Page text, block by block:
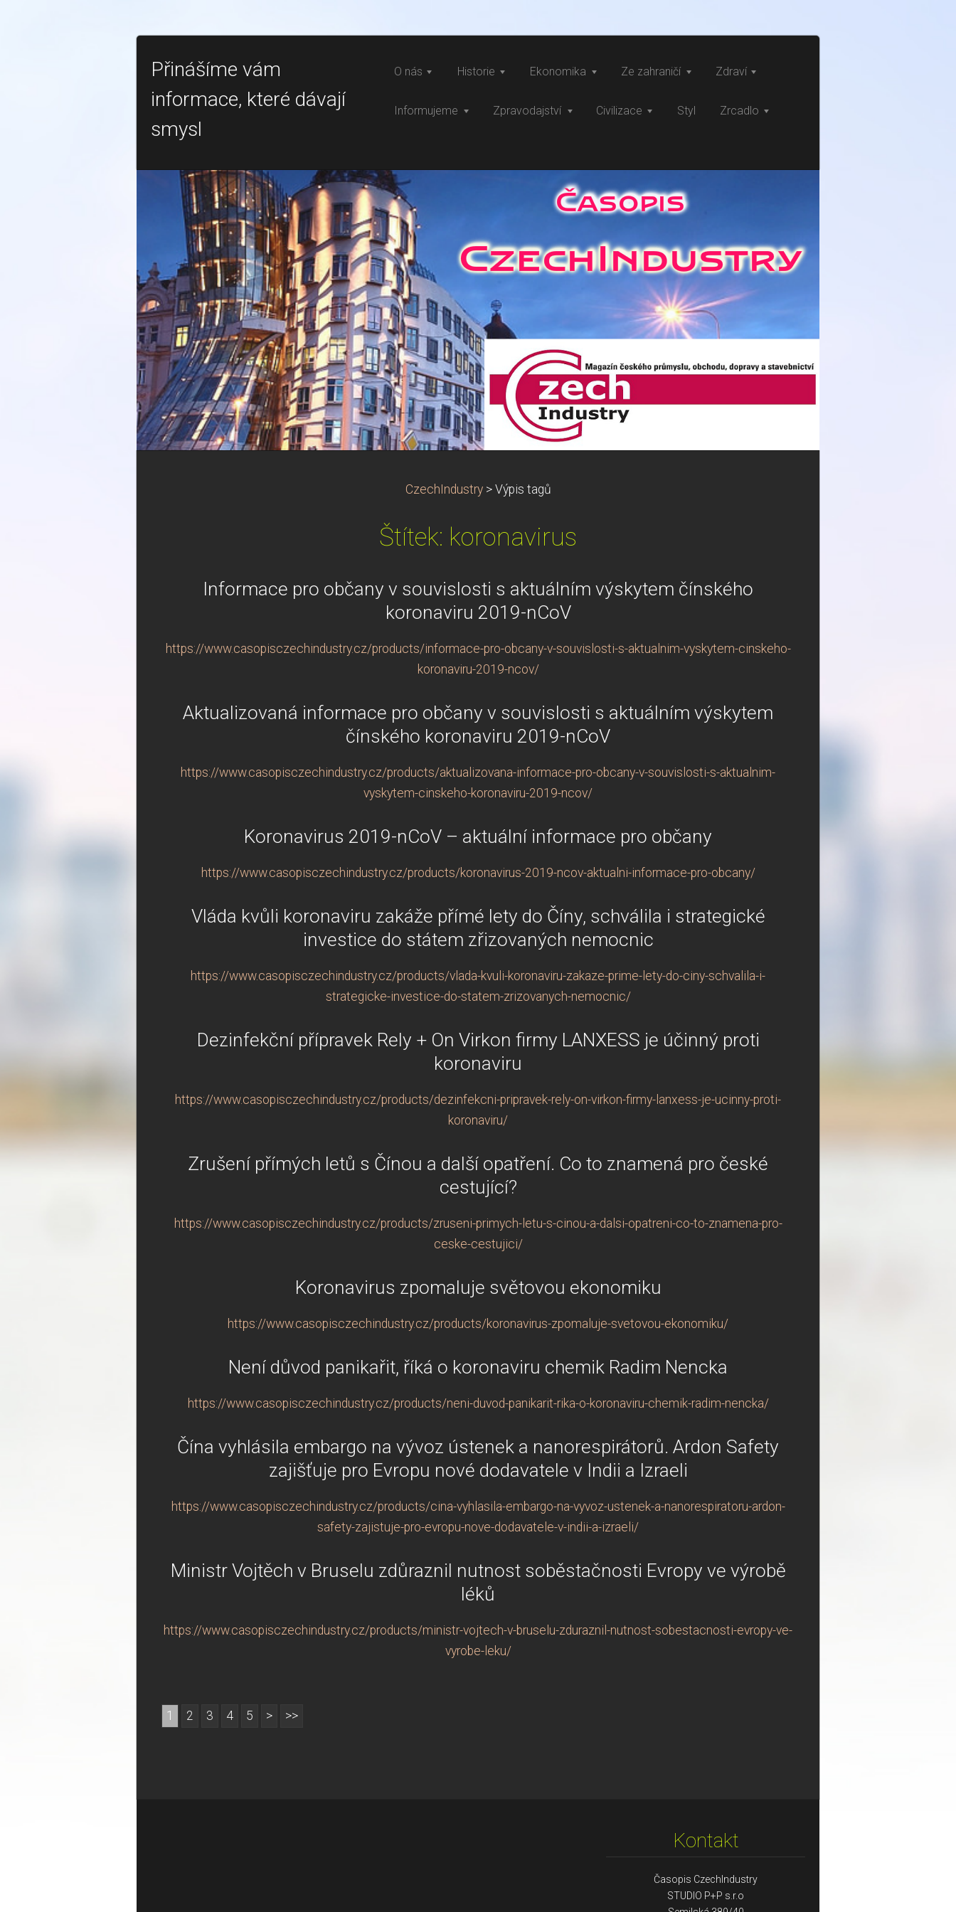
Přinášíme vám
informace, které dávají
smysl
O nás Historie Ekonomika Ze zahraničí Zdraví
Informujeme Zpravodajství Civilizace Styl Zrcadlo
CzechIndustry > Výpis tagů
Štítek: koronavirus
Informace pro občany v souvislosti s aktuálním výskytem čínského
koronaviru 2019-nCoV
https://www.casopisczechindustry.cz/products/informace-pro-obcany-v-souvislosti-s-aktualnim-vyskytem-cinskeho-
koronaviru-2019-ncov/
Aktualizovaná informace pro občany v souvislosti s aktuálním výskytem
čínského koronaviru 2019-nCoV
https://www.casopisczechindustry.cz/products/aktualizovana-informace-pro-obcany-v-souvislosti-s-aktualnim-
vyskytem-cinskeho-koronaviru-2019-ncov/
Koronavirus 2019-nCoV – aktuální informace pro občany
https://www.casopisczechindustry.cz/products/koronavirus-2019-ncov-aktualni-informace-pro-obcany/
Vláda kvůli koronaviru zakáže přímé lety do Číny, schválila i strategické
investice do státem zřizovaných nemocnic
https://www.casopisczechindustry.cz/products/vlada-kvuli-koronaviru-zakaze-prime-lety-do-ciny-schvalila-i-
strategicke-investice-do-statem-zrizovanych-nemocnic/
Dezinfekční přípravek Rely + On Virkon firmy LANXESS je účinný proti
koronaviru
https://www.casopisczechindustry.cz/products/dezinfekcni-pripravek-rely-on-virkon-firmy-lanxess-je-ucinny-proti-
koronaviru/
Zrušení přímých letů s Čínou a další opatření. Co to znamená pro české
cestující?
https://www.casopisczechindustry.cz/products/zruseni-primych-letu-s-cinou-a-dalsi-opatreni-co-to-znamena-pro-
ceske-cestujici/
Koronavirus zpomaluje světovou ekonomiku
https://www.casopisczechindustry.cz/products/koronavirus-zpomaluje-svetovou-ekonomiku/
Není důvod panikařit, říká o koronaviru chemik Radim Nencka
https://www.casopisczechindustry.cz/products/neni-duvod-panikarit-rika-o-koronaviru-chemik-radim-nencka/
Čína vyhlásila embargo na vývoz ústenek a nanorespirátorů. Ardon Safety
zajišťuje pro Evropu nové dodavatele v Indii a Izraeli
https://www.casopisczechindustry.cz/products/cina-vyhlasila-embargo-na-vyvoz-ustenek-a-nanorespiratoru-ardon-
safety-zajistuje-pro-evropu-nove-dodavatele-v-indii-a-izraeli/
Ministr Vojtěch v Bruselu zdůraznil nutnost soběstačnosti Evropy ve výrobě
léků
https://www.casopisczechindustry.cz/products/ministr-vojtech-v-bruselu-zduraznil-nutnost-sobestacnosti-evropy-ve-
vyrobe-leku/
1 2 3 4 5 > >>
Kontakt
Časopis CzechIndustry
STUDIO P+P s.r.o